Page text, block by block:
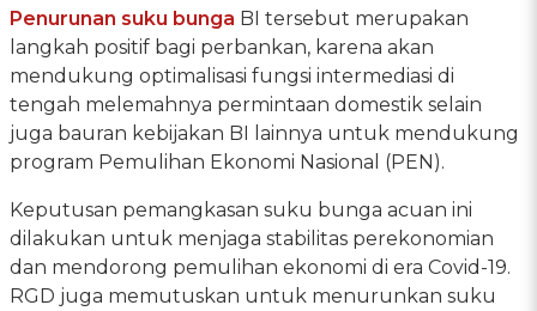
Penurunan suku bunga BI tersebut merupakan
langkah positif bagi perbankan, karena akan
mendukung optimalisasi fungsi intermediasi di
tengah melemahnya permintaan domestik selain
juga bauran kebijakan BI lainnya untuk mendukung
program Pemulihan Ekonomi Nasional (PEN).
Keputusan pemangkasan suku bunga acuan ini
dilakukan untuk menjaga stabilitas perekonomian
dan mendorong pemulihan ekonomi di era Covid-19.
RGD juga memutuskan untuk menurunkan suku